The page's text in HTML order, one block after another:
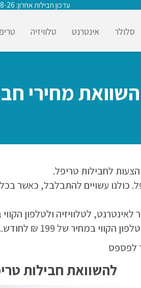
סלולר אינטרנט טלוויזיה
השוואת מחירי
לחבילות טריפל.
כולנו עשויים להתבלבל, כאשר
לטלוויזיה ולטלפון
לפספס
להשוואת חבילות
עדכון חבילות אחרון: 08-08-26